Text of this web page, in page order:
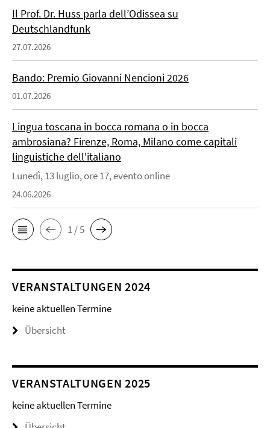
Il Prof. Dr. Huss parla dell’Odissea su
Deutschlandfunk
27.07.2026
Bando: Premio Giovanni Nencioni 2026
01.07.2026
Lingua toscana in bocca romana o in bocca
ambrosiana? Firenze, Roma, Milano come capitali
linguistiche dell'italiano
Lunedì, 13 luglio, ore 17, evento online
24.06.2026
1 / 5
VERANSTALTUNGEN 2024
keine aktuellen Termine
Übersicht
VERANSTALTUNGEN 2025
keine aktuellen Termine